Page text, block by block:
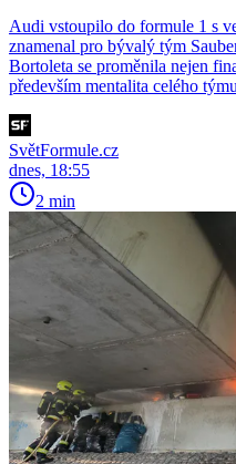
Audi vstoupilo do formule 1 s
znamenal pro bývalý tým
Bortoleta se proměnila nejen
především mentalita celého
SvětFormule.cz
dnes, 18:55
2 min